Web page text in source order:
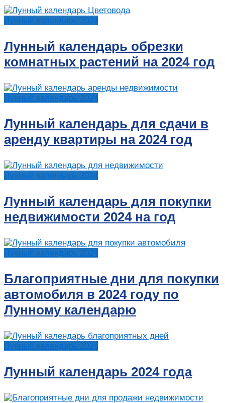
Лунный календарь 2024
Лунный календарь обрезки
комнатных растений на 2024 год
Лунный календарь 2024
Лунный календарь для сдачи в
аренду квартиры на 2024 год
Лунный календарь 2024
Лунный календарь для покупки
недвижимости 2024 на год
Лунный календарь 2024
Благоприятные дни для покупки
автомобиля в 2024 году по
Лунному календарю
Лунный календарь 2024
Лунный календарь 2024 года